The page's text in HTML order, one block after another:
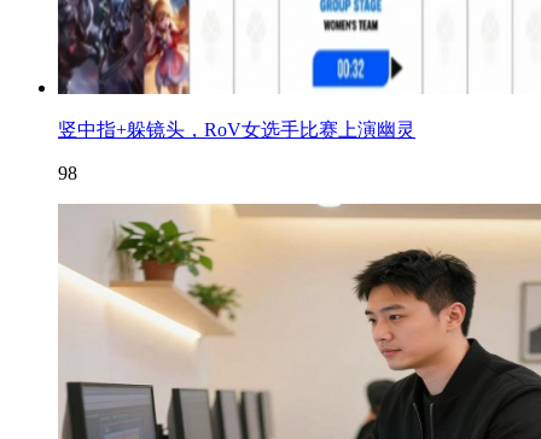
竖中指+躲镜头，RoV女选手比赛上演幽灵
98